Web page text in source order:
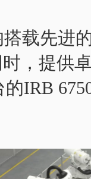
载先进
，提供
IRB